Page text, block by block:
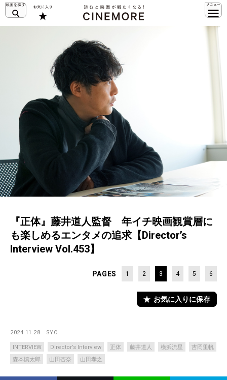
『正体』藤井道人監督 年イチ映画観賞層に
も楽しめるエンタメの追求【Director’s
Interview Vol.453】
PAGES 1 2 3 4 5 6
お気に入りに保存
2024.11.28 SYO
INTERVIEW Director’s Interview 正体 藤井道人 横浜流星
吉岡里帆
森本慎太郎
山田杏奈 山田孝之